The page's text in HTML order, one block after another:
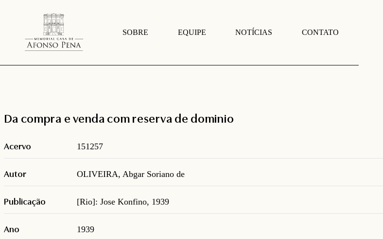
SOBRE EQUIPE NOTÍCIAS CONTATO
Da compra e venda com reserva de dominio
Acervo 151257
Autor OLIVEIRA, Abgar Soriano de
Publicação [Rio]: Jose Konfino, 1939
Ano 1939